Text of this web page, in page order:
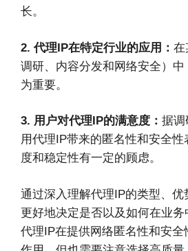
长。
2. 代理IP在特定行业的应用： 在
调研、内容分发和网络安全）
为重要。
3. 用户对代理IP的满意度： 据调
用代理IP带来的匿名性和安全性
度和稳定性有一定的顾虑。
通过深入理解代理IP的类型、优
更好地决定是否以及如何在业务
代理IP在提供网络匿名性和安